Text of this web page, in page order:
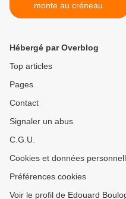
monte au créneau.
Hébergé par Overblog
Top articles
Pages
Contact
Signaler un abus
C.G.U.
Cookies et données
Préférences cookies
Voir le profil de Edouard